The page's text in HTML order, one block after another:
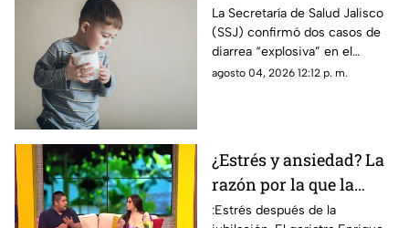
diarrea "explosiva"; así
puedes detectar la
ciclosporiasis
La Secretaría de Salud Jalisco
(SSJ) confirmó dos casos de
diarrea “explosiva” en el
estado, pero ¿qué es la
agosto 04, 2026 12:12 p. m.
¿Estrés y ansiedad? La
razón por la que la
jubilación puede ser
:Estrés después de la